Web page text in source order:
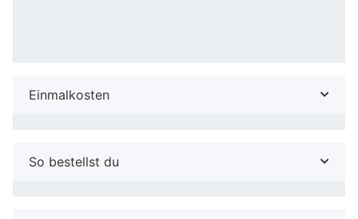
Einmalkosten
So bestellst du